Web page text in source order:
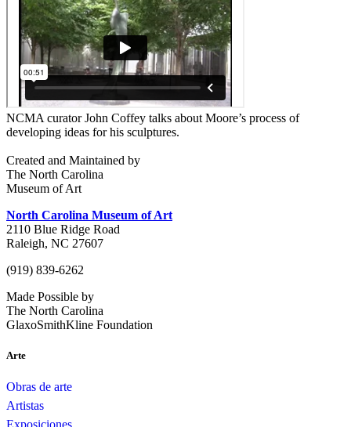
NCMA curator John Coffey talks about Moore’s process of
developing ideas for his sculptures.
Created and Maintained by
The North Carolina
Museum of Art
North Carolina Museum of Art
2110 Blue Ridge Road
Raleigh, NC 27607
(919) 839-6262
Made Possible by
The North Carolina
GlaxoSmithKline Foundation
Arte
Obras de arte
Artistas
Exposiciones